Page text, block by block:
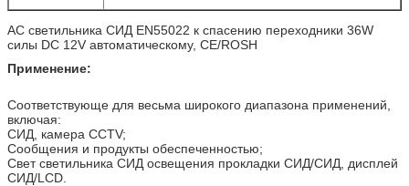
AC светильника СИД EN55022 к спасению переходники 36W
силы DC 12V автоматическому, CE/ROSH
Применение:
Соответствующе для весьма широкого диапазона применений,
включая:
СИД, камера CCTV;
Сообщения и продукты обеспеченностью;
Свет светильника СИД освещения прокладки СИД/СИД, дисплей
СИД/LCD.